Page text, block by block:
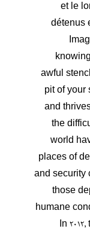
et le
détenus
awful
pit of your
and
the
world
places of
and security
those
humane
In